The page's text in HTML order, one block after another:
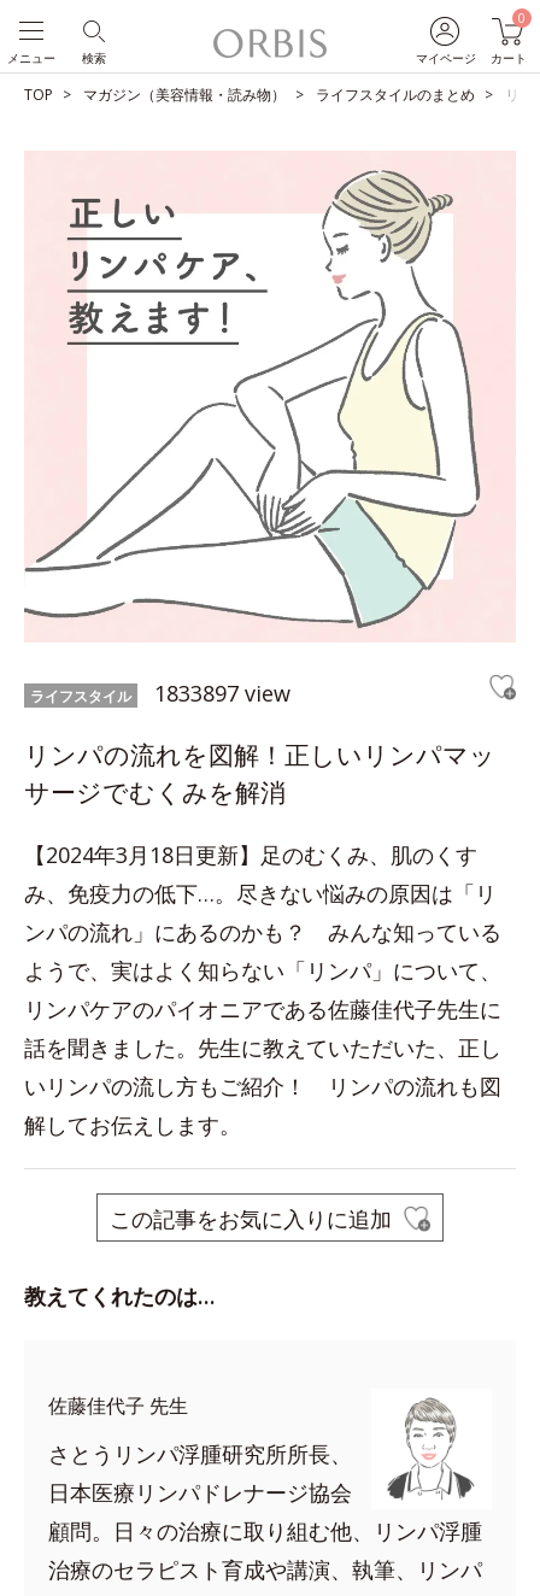
マイページ
0
カート
検索
メニュー
TOP マガジン（美容情報・読み物） ライフスタイルのまとめ リ
ライフスタイル 1833897 view
リンパの流れを図解！正しいリンパマッ
サージでむくみを解消
【2024年3月18日更新】足のむくみ、肌のくす
み、免疫力の低下…。尽きない悩みの原因は「リ
ンパの流れ」にあるのかも？ みんな知っている
ようで、実はよく知らない「リンパ」について、
リンパケアのパイオニアである佐藤佳代子先生に
話を聞きました。先生に教えていただいた、正し
いリンパの流し方もご紹介！ リンパの流れも図
解してお伝えします。
この記事をお気に入りに追加
教えてくれたのは…
佐藤佳代子 先生
さとうリンパ浮腫研究所所長、
日本医療リンパドレナージ協会
顧問。日々の治療に取り組む他、リンパ浮腫
治療のセラピスト育成や講演、執筆、リンパ